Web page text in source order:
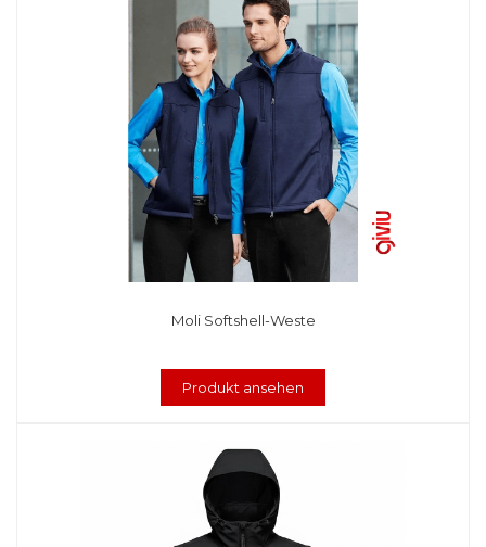
Moli Softshell-Weste
Produkt ansehen